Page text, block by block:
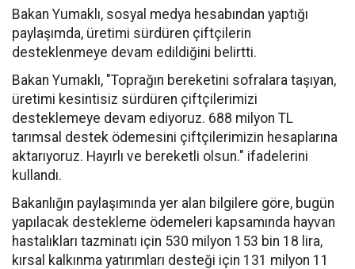
Bakan Yumaklı, sosyal medya hesabından yaptığı
paylaşımda, üretimi sürdüren çiftçilerin
desteklenmeye devam edildiğini belirtti.
Bakan Yumaklı, "Toprağın bereketini sofralara taşıyan,
üretimi kesintisiz sürdüren çiftçilerimizi
desteklemeye devam ediyoruz. 688 milyon TL
tarımsal destek ödemesini çiftçilerimizin hesaplarına
aktarıyoruz. Hayırlı ve bereketli olsun." ifadelerini
kullandı.
Bakanlığın paylaşımında yer alan bilgilere göre, bugün
yapılacak destekleme ödemeleri kapsamında hayvan
hastalıkları tazminatı için 530 milyon 153 bin 18 lira,
kırsal kalkınma yatırımları desteği için 131 milyon 11